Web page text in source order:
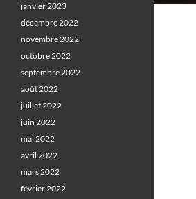
janvier 2023
décembre 2022
novembre 2022
octobre 2022
septembre 2022
août 2022
juillet 2022
juin 2022
mai 2022
avril 2022
mars 2022
février 2022